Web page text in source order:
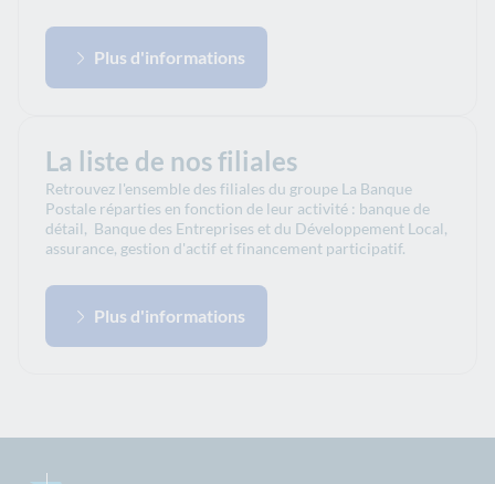
Plus d'informations
La liste de nos filiales
Retrouvez l'ensemble des filiales du groupe La Banque
Postale réparties en fonction de leur activité : banque de
détail, Banque des Entreprises et du Développement Local,
assurance, gestion d'actif et financement participatif.
Plus d'informations